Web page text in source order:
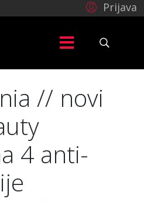
Prijava
// novi
4 anti-